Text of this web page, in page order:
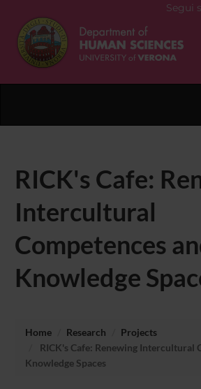
Segui
RICK's Cafe:
Intercultural
Competences
Knowledge
Home Research
Projects
RICK's Cafe: Renewing Intercultural
Knowledge Spaces